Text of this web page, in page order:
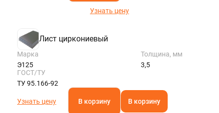
Узнать цену
Лист циркониевый
Марка
Э125
Толщина, мм
3,5
ГОСТ/ТУ
ТУ 95.166-92
Узнать цену В корзину В корзину